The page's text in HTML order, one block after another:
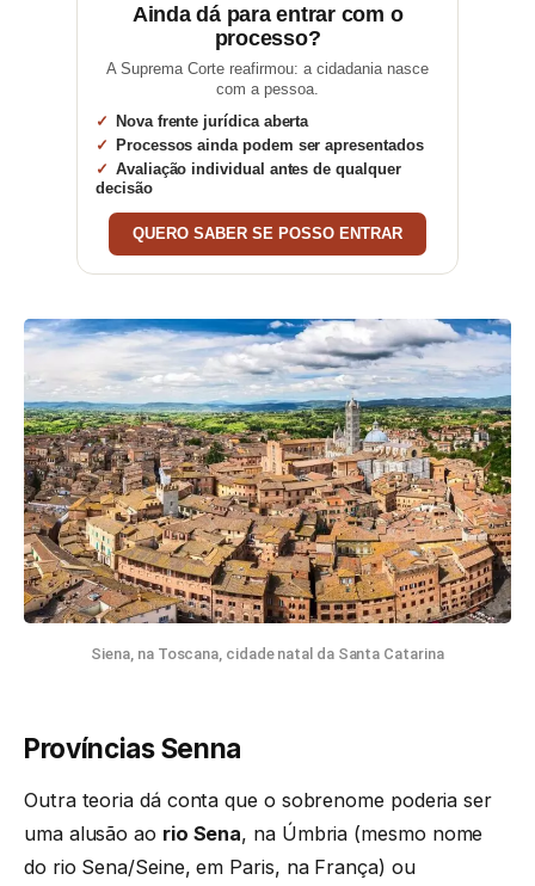
Ainda dá para entrar com o
processo?
A Suprema Corte reafirmou: a cidadania nasce
com a pessoa.
Nova frente jurídica aberta
Processos ainda podem ser apresentados
Avaliação individual antes de qualquer
decisão
QUERO SABER SE POSSO ENTRAR
Siena, na Toscana, cidade natal da Santa Catarina
Províncias Senna
Outra teoria dá conta que o sobrenome poderia ser
uma alusão ao rio Sena, na Úmbria (mesmo nome
do rio Sena/Seine, em Paris, na França) ou